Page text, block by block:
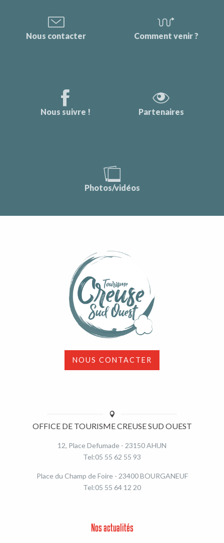
Nous contacter Comment venir ?
Nous suivre ! Partenaires
Photos/vidéos
NOUS CONTACTER
OFFICE DE TOURISME CREUSE SUD OUEST
12, Place Defumade - 23150 AHUN
Tel:05 55 62 55 93
Place du Champ de Foire - 23400 BOURGANEUF
Tel:05 55 64 12 20
Nos actualités